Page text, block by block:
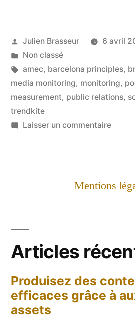
of
IT
#8
–
des
Les
Publié
par
Julien Brasseur
6 avril
Publié
dans
Non classé
Étiquettes :
amec, barcelona principles,
media monitoring, monitoring,
measurement, public relations,
trendkite
Laisser un commentairesur
des
Mentions
Articles
Produisez des
efficaces grâce à
assets